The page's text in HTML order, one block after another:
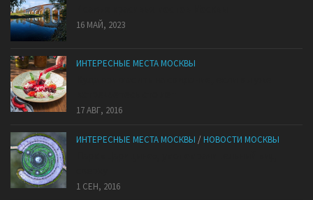
16 МАЙ, 2023
ИНТЕРЕСНЫЕ МЕСТА МОСКВЫ
17 АВГ, 2016
ИНТЕРЕСНЫЕ МЕСТА МОСКВЫ /НОВОСТИ МОСКВЫ
1 СЕН, 2016